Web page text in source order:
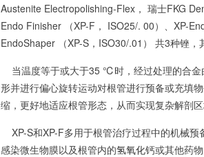
Austenite Electropolishing-Flex， 瑞士FKG
Endo Finisher （XP-F， ISO25/. 00）、XP-
EndoShaper （XP-S，ISO30/.01） 共3种锉，
当温度等于或大于35 ℃时，经过处理的合金
形并进行偏心旋转运动对根管进行预备或充填
缩，更好地适应根管形态，从而实现复杂解剖区
XP-S和XP-F多用于根管治疗过程中的机械
感染微生物膜以及根管内的氢氧化钙或其他药